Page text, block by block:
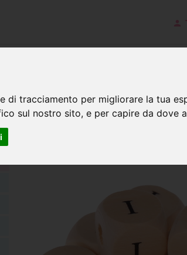
di tracciamento per migliorare la tua
sul nostro sito, e per capire da dove